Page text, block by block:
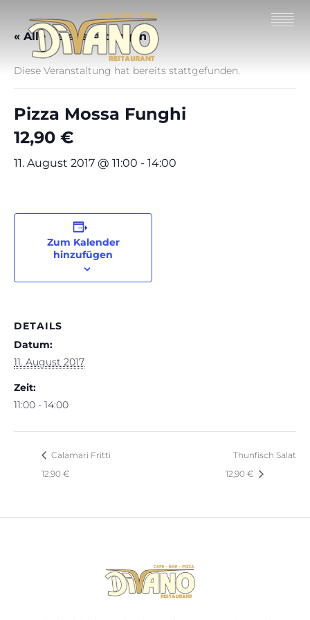
« Alle Veranstaltungen
Diese Veranstaltung hat bereits stattgefunden.
Pizza Mossa Funghi
12,90 €
11. August 2017 @ 11:00 - 14:00
Zum Kalender
hinzufügen
DETAILS
Datum:
11. August 2017
Zeit:
11:00 - 14:00
Calamari Fritti
12,90 €
Thunfisch Salat
12,90 €